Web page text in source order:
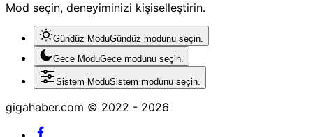
Mod seçin, deneyiminizi kişiselleştirin.
Gündüz ModuGündüz modunu seçin.
Gece ModuGece modunu seçin.
Sistem ModuSistem modunu seçin.
gigahaber.com © 2022 - 2026